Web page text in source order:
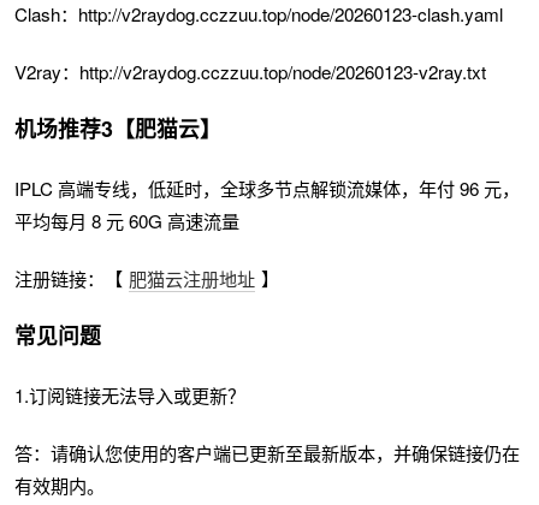
Clash：http://v2raydog.cczzuu.top/node/20260123-clash.yaml
V2ray：http://v2raydog.cczzuu.top/node/20260123-v2ray.txt
机场推荐3【肥猫云】
IPLC 高端专线，低延时，全球多节点解锁流媒体，年付 96 元，
平均每月 8 元 60G 高速流量
注册链接：【 肥猫云注册地址 】
常见问题
1.订阅链接无法导入或更新？
答：请确认您使用的客户端已更新至最新版本，并确保链接仍在
有效期内。